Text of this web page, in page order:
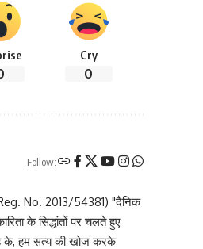
Cry
0
Follow:
No. 2013/54381) "दैनिक
के सिद्धांतों पर चलते हुए
के, हम सत्य की खोज करके